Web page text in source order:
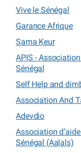
Vive le Sénégal
Garance Afrique
Sama Keur
APIS -
Sénégal
Self Help and
Association And
Adevdio
Association
Sénégal (Aalals)